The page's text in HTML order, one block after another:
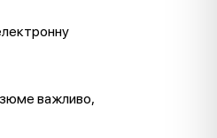
важливо,